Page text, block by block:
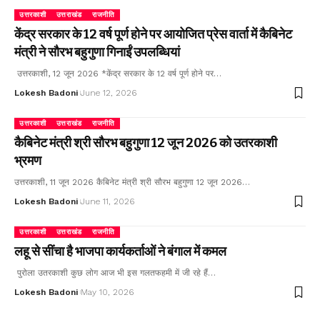
उत्तरकाशी उत्तराखंड राजनीति
केंद्र सरकार के 12 वर्ष पूर्ण होने पर आयोजित प्रेस वार्ता में कैबिनेट
मंत्री ने सौरभ बहुगुणा गिनाईं उपलब्धियां
उत्तरकाशी, 12 जून 2026 *केंद्र सरकार के 12 वर्ष पूर्ण होने पर…
Lokesh Badoni June 12, 2026
उत्तरकाशी उत्तराखंड राजनीति
कैबिनेट मंत्री श्री सौरभ बहुगुणा 12 जून 2026 को उतरकाशी
भ्रमण
उत्तरकाशी, 11 जून 2026 कैबिनेट मंत्री श्री सौरभ बहुगुणा 12 जून 2026…
Lokesh Badoni June 11, 2026
उत्तरकाशी उत्तराखंड राजनीति
लहू से सींचा है भाजपा कार्यकर्ताओं ने बंगाल में कमल
पुरोला उतरकाशी कुछ लोग आज भी इस गलतफहमी में जी रहे हैं…
Lokesh Badoni May 10, 2026